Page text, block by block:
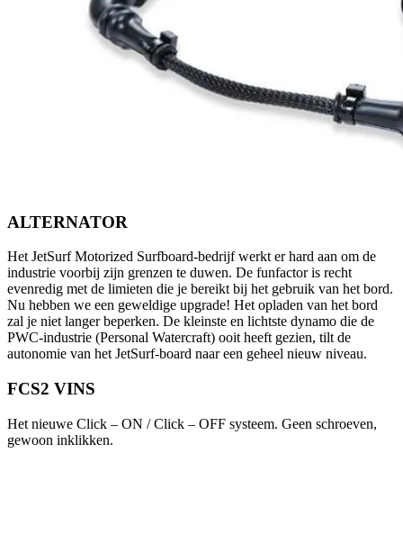
ALTERNATOR
Het JetSurf Motorized Surfboard-bedrijf werkt er hard aan om de
industrie voorbij zijn grenzen te duwen. De funfactor is recht
evenredig met de limieten die je bereikt bij het gebruik van het bord.
Nu hebben we een geweldige upgrade! Het opladen van het bord
zal je niet langer beperken. De kleinste en lichtste dynamo die de
PWC-industrie (Personal Watercraft) ooit heeft gezien, tilt de
autonomie van het JetSurf-board naar een geheel nieuw niveau.
FCS2 VINS
Het nieuwe Click – ON / Click – OFF systeem. Geen schroeven,
gewoon inklikken.